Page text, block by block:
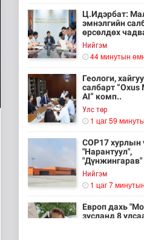
Ц.Идэрбат:
эмнэлгийн
өрсөлдөх
Нийгэм
44 минутын
Геологи,
салбарт “Oxus
AI” комп..
Улс төр
1 цаг 59
COP17 хурлын
"Нарантуул",
"Дүнжингарав"
Нийгэм
1 цаг 7
Европ дахь
зусланд 8